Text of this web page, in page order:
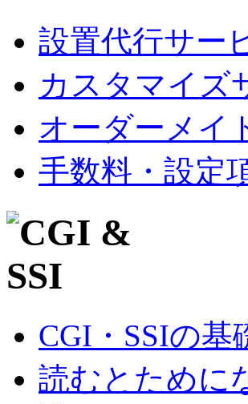
設置代行サー
カスタマイズ
オーダーメイ
手数料・設定
CGI・SSIの基
読むとために